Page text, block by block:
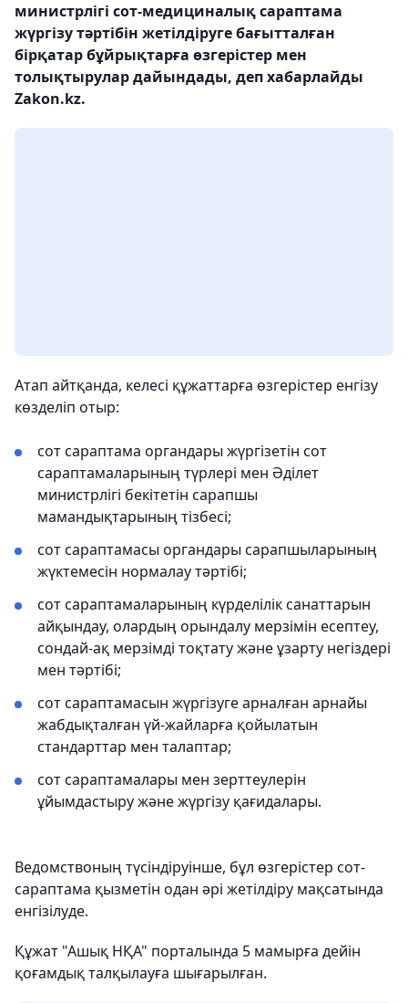
министрлігі сот-медициналық сараптама
жүргізу тәртібін жетілдіруге бағытталған
бірқатар бұйрықтарға өзгерістер мен
толықтырулар дайындады, деп хабарлайды
Zakon.kz.
Атап айтқанда, келесі құжаттарға өзгерістер енгізу
көзделіп отыр:
сот сараптама органдары жүргізетін сот
сараптамаларының түрлері мен Әділет
министрлігі бекітетін сарапшы
мамандықтарының тізбесі;
сот сараптамасы органдары сарапшыларының
жүктемесін нормалау тәртібі;
сот сараптамаларының күрделілік санаттарын
айқындау, олардың орындалу мерзімін есептеу,
сондай-ақ мерзімді тоқтату және ұзарту негіздері
мен тәртібі;
сот сараптамасын жүргізуге арналған арнайы
жабдықталған үй-жайларға қойылатын
стандарттар мен талаптар;
сот сараптамалары мен зерттеулерін
ұйымдастыру және жүргізу қағидалары.
Ведомствоның түсіндіруінше, бұл өзгерістер сот-
сараптама қызметін одан әрі жетілдіру мақсатында
енгізілуде.
Құжат "Ашық НҚА" порталында 5 мамырға дейін
қоғамдық талқылауға шығарылған.